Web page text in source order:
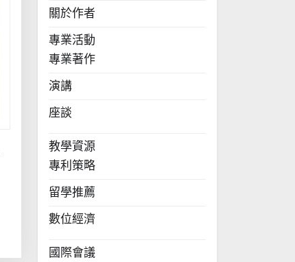
關於作者
專業活動
專業著作
演講
座談
教學資源
專利策略
留學推薦
數位經濟
國際會議